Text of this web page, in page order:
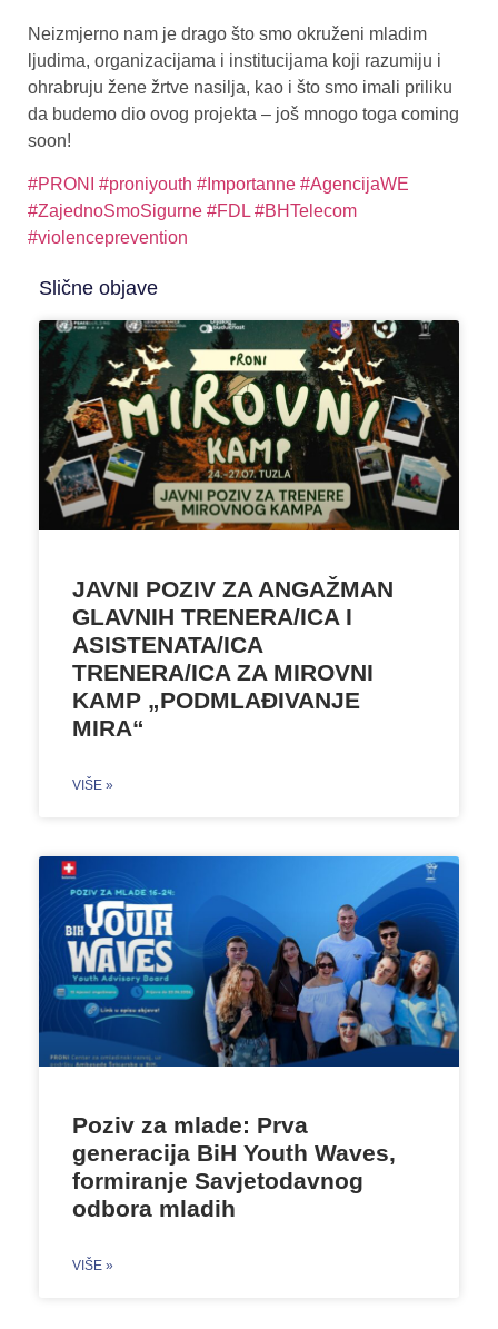
Neizmjerno nam je drago što smo okruženi mladim
ljudima, organizacijama i institucijama koji razumiju i
ohrabruju žene žrtve nasilja, kao i što smo imali priliku
da budemo dio ovog projekta – još mnogo toga coming
soon!
#PRONI #proniyouth #Importanne #AgencijaWE
#ZajednoSmoSigurne #FDL #BHTelecom
#violenceprevention
Slične objave
JAVNI POZIV ZA ANGAŽMAN
GLAVNIH TRENERA/ICA I
ASISTENATA/ICA
TRENERA/ICA ZA MIROVNI
KAMP „PODMLAĐIVANJE
MIRA“
VIŠE »
Poziv za mlade: Prva
generacija BiH Youth Waves,
formiranje Savjetodavnog
odbora mladih
VIŠE »